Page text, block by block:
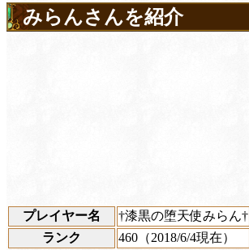
みらんさんを紹介
プレイヤー名
†漆黒の堕天使みらん†
ランク
460（2018/6/4現在）